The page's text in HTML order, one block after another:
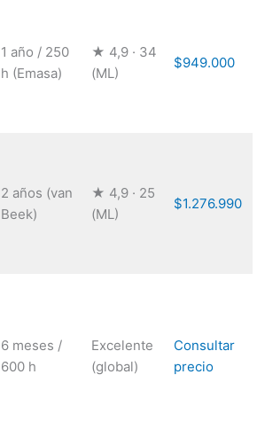
1 año / 250
h (Emasa)
★ 4,9 · 34
(ML)
$949.000
2 años (van
Beek)
★ 4,9 · 25
(ML)
$1.276.990
6 meses /
600 h
Excelente
(global)
Consultar
precio